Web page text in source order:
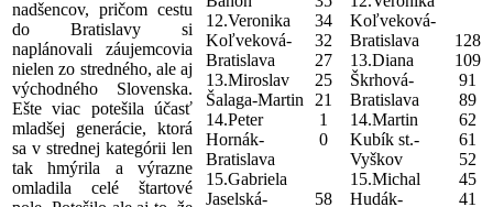
nadšencov, pričom cestu
do Bratislavy si
naplánovali záujemcovia
nielen zo stredného, ale aj
východného Slovenska.
Ešte viac potešila účasť
mladšej generácie, ktorá
sa v strednej kategórii len
tak hmýrila a výrazne
omladila celé štartové
12.Veronika
Koľveková-
Bratislava
13.Miroslav
Šalaga-Martin
14.Peter
Hornák-
Bratislava
15.Gabriela
Jaselská-
34
32
27
25
21
1
0
58
Koľveková-
Bratislava
13.Diana
Škrhová-
Bratislava
14.Martin
Kubík st.-
Vyškov
15.Michal
Hudák-
128
109
91
89
62
61
52
45
41